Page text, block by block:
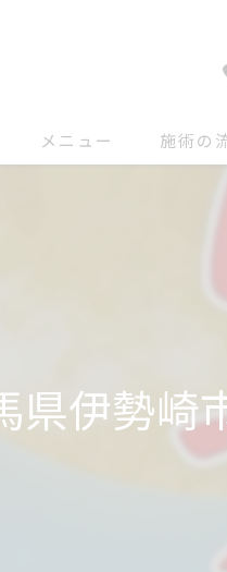
メニュー 施術の
県伊勢崎